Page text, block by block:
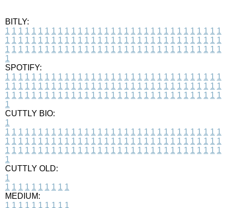
BITLY:
1 1 1 1 1 1 1 1 1 1 1 1 1 1 1 1 1 1 1 1 1 1 1 1 1 1 1 1 1 1 1 1 1
1 1 1 1 1 1 1 1 1 1 1 1 1 1 1 1 1 1 1 1 1 1 1 1 1 1 1 1 1 1 1 1 1
1 1 1 1 1 1 1 1 1 1 1 1 1 1 1 1 1 1 1 1 1 1 1 1 1 1 1 1 1 1 1 1 1
1
SPOTIFY:
1 1 1 1 1 1 1 1 1 1 1 1 1 1 1 1 1 1 1 1 1 1 1 1 1 1 1 1 1 1 1 1 1
1 1 1 1 1 1 1 1 1 1 1 1 1 1 1 1 1 1 1 1 1 1 1 1 1 1 1 1 1 1 1 1 1
1 1 1 1 1 1 1 1 1 1 1 1 1 1 1 1 1 1 1 1 1 1 1 1 1 1 1 1 1 1 1 1 1
1
CUTTLY BIO:
1
1 1 1 1 1 1 1 1 1 1 1 1 1 1 1 1 1 1 1 1 1 1 1 1 1 1 1 1 1 1 1 1 1
1 1 1 1 1 1 1 1 1 1 1 1 1 1 1 1 1 1 1 1 1 1 1 1 1 1 1 1 1 1 1 1 1
1 1 1 1 1 1 1 1 1 1 1 1 1 1 1 1 1 1 1 1 1 1 1 1 1 1 1 1 1 1 1 1 1
1
CUTTLY OLD:
1
1 1 1 1 1 1 1 1 1 1
MEDIUM:
1 1 1 1 1 1 1 1 1 1